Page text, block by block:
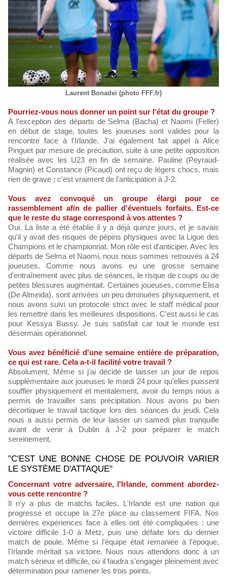
Laurent Bonadei (photo FFF.fr)
Pourriez-vous nous donner un point sur l'état du groupe ?
À l'exception des départs de Selma (Bacha) et Naomi (Feller)
en début de stage, toutes les joueuses sont valides pour la
rencontre face à l'Irlande. J'ai également fait appel à Alice
Pinguet par mesure de précaution, suite à une petite opposition
réalisée avec les U23 en fin de semaine. Pauline (Peyraud-
Magnin) et Constance (Picaud) ont reçu de légers chocs, mais
rien de grave ; c'est vraiment de l'anticipation à J-2.
Vous avez convoqué un groupe élargi pour ce
rassemblement afin de pallier d'éventuels forfaits. Est-ce
que le reste du stage correspond à vos attentes ?
Oui. La liste a été établie il y a déjà quinze jours, et je savais
qu'il y avait des risques de pépins physiques avec la Ligue des
Champions et le championnat. Mon rôle est d'anticiper. Avec les
départs de Selma et Naomi, nous nous sommes retrouvés à 24
joueuses. Comme nous avons eu une grosse semaine
d'entraînement avec plus de séances, le risque de coups ou de
petites blessures augmentait. Certaines joueuses, comme Elisa
(De Almeida), sont arrivées un peu diminuées physiquement, et
nous avons suivi un protocole strict avec le staff médical pour
les remettre dans les meilleures dispositions. C’est aussi le cas
pour Kessya Bussy. Je suis satisfait car tout le monde est
désormais opérationnel.
Vous avez bénéficié d'une semaine entière de préparation,
ce qui est rare. Cela a-t-il facilité votre travail ?
Absolument. Même si j'ai décidé de laisser un jour de repos
supplémentaire aux joueuses le mardi 24 pour qu'elles puissent
souffler physiquement et mentalement, avoir du temps nous a
permis de travailler sans précipitation. Nous avons pu bien
décortiquer le travail tactique lors des séances du jeudi. Cela
nous a aussi permis de leur laisser un samedi plus tranquille
avant de venir à Dublin à J-2 pour préparer le match
sereinement.
"C'EST UNE BONNE CHOSE DE POUVOIR VARIER
LE SYSTÈME D'ATTAQUE"
Concernant votre adversaire, l'Irlande, comment abordez-
vous cette rencontre ?
Il n'y a plus de matchs faciles. L'Irlande est une nation qui
progresse et occupe la 27e place au classement FIFA. Nos
dernières expériences face à elles ont été compliquées : une
victoire difficile 1-0 à Metz, puis une défaite lors du dernier
match de poule. Même si l'équipe était remaniée à l'époque,
l'Irlande méritait sa victoire. Nous nous attendons donc à un
match sérieux et difficile, où il faudra s'engager pleinement avec
détermination pour ramener les trois points.